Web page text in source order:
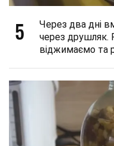
5
Через два дні
через друшляк.
віджимаємо та